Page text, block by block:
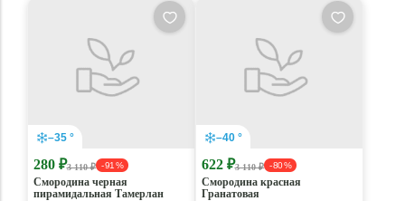
–35 °
280 ₽3 110 ₽ - 91 %
Смородина черная
пирамидальная Тамерлан
–40 °
622 ₽3 110 ₽ - 80 %
Смородина красная
Гранатовая